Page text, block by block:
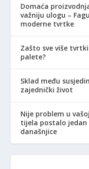
Domaća
važniju ulogu –
moderne tvrtke
Zašto sve više
palete?
Sklad među
zajednički život
Nije problem u
tijela postalo
današnjice